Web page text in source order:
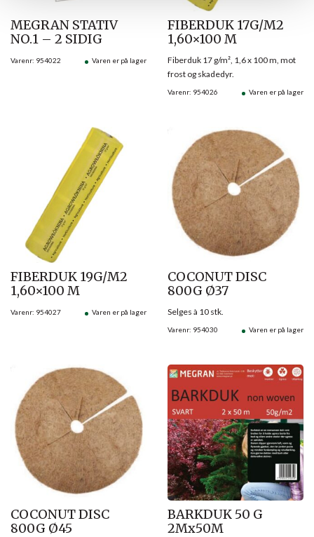
MEGRAN STATIV
NO.1 – 2 SIDIG
Varenr: 954022 Varen er på lager
FIBERDUK 17G/M2
1,60×100 M
Varenr: 954026 Varen er på lager
Fiberduk 17 g/m², 1,6 x 100 m, mot
frost og skadedyr.
FIBERDUK 19G/M2
1,60×100 M
Varenr: 954027 Varen er på lager
COCONUT DISC
800G Ø37
Varenr: 954030 Varen er på lager
Selges à 10 stk.
COCONUT DISC
800G Ø45
BARKDUK 50 G
2Mx50M